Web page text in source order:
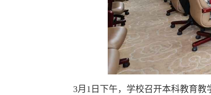
3月1日下午，学校召开本科教育